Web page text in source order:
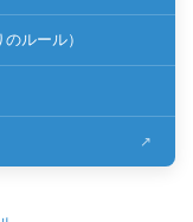
ルール）